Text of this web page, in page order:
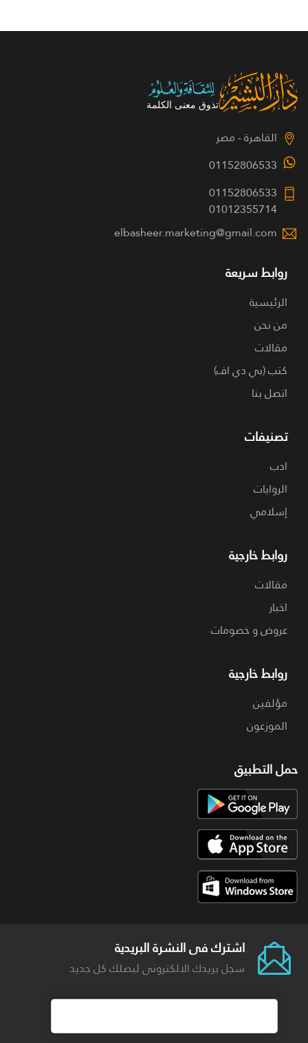
القاهرة - مصر
01152806533
01152806533
01012355714
elbasheer.marketing@gmail.com
روابط سريعة
الرئيسية
من نحن
مقالات
كتب (بي دي اف)
اتصل بنا
تصنيفات
ادب
الروايات
إسلامي
روابط خارجية
مقالات
اخبار
عروض و خصومات
روابط خارجية
مؤلفين
الموزعون
حمل التطبيق
اشترك فى النشرة البريدية
سجل بريدك الالكترونى ليصلك كل جديد